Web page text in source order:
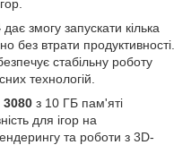
дає змогу запускати кілька
без втрати продуктивності.
стабільну роботу
технологій.
з 10 ГБ пам'яті
для ігор на
та роботи з 3D-